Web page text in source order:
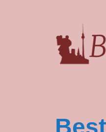
Berliner